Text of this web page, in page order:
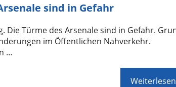
sind in Gefahr
Die Türme des Arsenale sind in Gefahr.
im Öffentlichen Nahverkehr.
…
Weiterlesen